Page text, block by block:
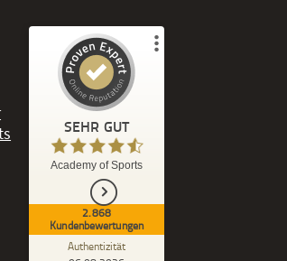
SEHR GUT
Academy of Sports
2.868
Kundenbewertungen
Authentizität
Kundenbewertungen und Erfahrungen zu
Academy of Sports
SEHR GUT